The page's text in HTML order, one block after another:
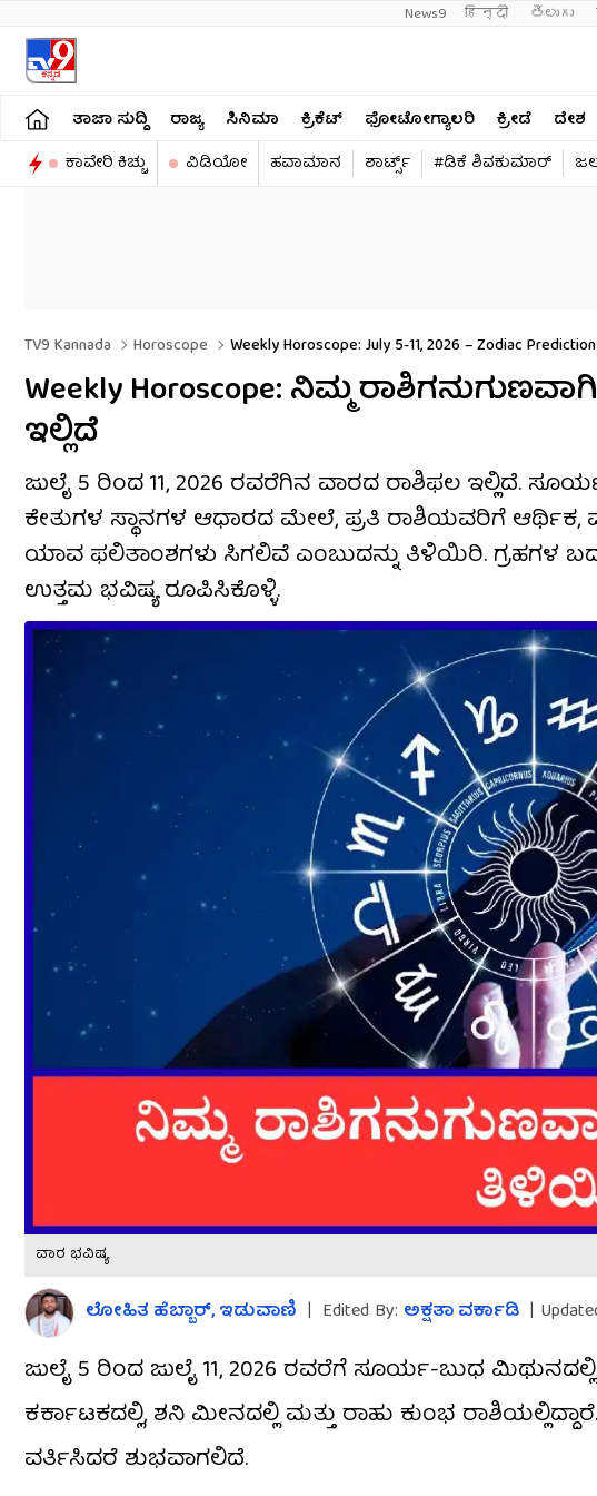
News9 हिन्दी తెలుగు
ತಾಜಾ ಸುದ್ದಿ ರಾಜ್ಯ ಸಿನಿಮಾ ಕ್ರಿಕೆಟ್​ ಫೋಟೋಗ್ಯಾಲರಿ ಕ್ರೀಡೆ ದೇಶ
ಕಾವೇರಿ ಕಿಚ್ಚು
ವಿಡಿಯೋ ಹವಾಮಾನ ಶಾರ್ಟ್ಸ್​ #ಡಿಕೆ ಶಿವಕುಮಾರ್​
TV9 Kannada Horoscope Weekly Horoscope: July 5-11, 2026 – Zodiac
Weekly Horoscope: ನಿಮ್ಮ
ಇಲ್ಲಿದೆ
ಜುಲೈ 5 ರಿಂದ 11, 2026 ರವರೆಗಿನ ವಾರದ ರಾಶಿಫಲ ಇಲ್ಲಿದೆ.
ಕೇತುಗಳ ಸ್ಥಾನಗಳ ಆಧಾರದ ಮೇಲೆ, ಪ್ರತಿ ರಾಶಿಯವರಿಗೆ ಆರ್ಥಿಕ,
ಯಾವ ಫಲಿತಾಂಶಗಳು ಸಿಗಲಿವೆ ಎಂಬುದನ್ನು ತಿಳಿಯಿರಿ. ಗ್ರಹಗಳ
ಉತ್ತಮ ಭವಿಷ್ಯ ರೂಪಿಸಿಕೊಳ್ಳಿ.
ವಾರ ಭವಿಷ್ಯ
ಲೋಹಿತ ಹೆಬ್ಬಾರ್​, ಇಡುವಾಣಿ | Edited By: ಅಕ್ಷತಾ ವರ್ಕಾಡಿ |
ಜುಲೈ 5 ರಿಂದ ಜುಲೈ 11, 2026 ರವರೆಗೆ ಸೂರ್ಯ-ಬುಧ
ಕರ್ಕಾಟಕದಲ್ಲಿ, ಶನಿ ಮೀನದಲ್ಲಿ ಮತ್ತು ರಾಹು ಕುಂಭ
ವರ್ತಿಸಿದರೆ ಶುಭವಾಗಲಿದೆ.